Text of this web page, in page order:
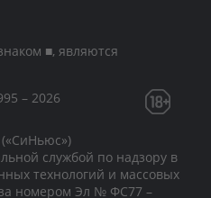
■, являются
– 2026
(«СиНьюс»)
службой по надзору в
технологий и массовых
номером Эл № ФС77 –